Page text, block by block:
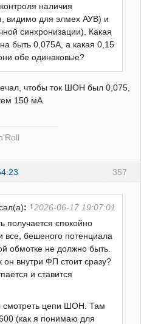
наличия
видимо для элмех АУВ) и
синхронизации). Какая
быть 0,075А, а какая 0,15
обе одинаковые?
чтобы ток ШОН был 0,075,
150 мА
357
: ↑ 2026-06-17 19:07:01
получается спокойно
все, бешеного потенциала
обмотке не должно быть.
он внутри ФП стоит сразу?
и ставится
смотреть цепи ШОН. Там
(как я понимаю для